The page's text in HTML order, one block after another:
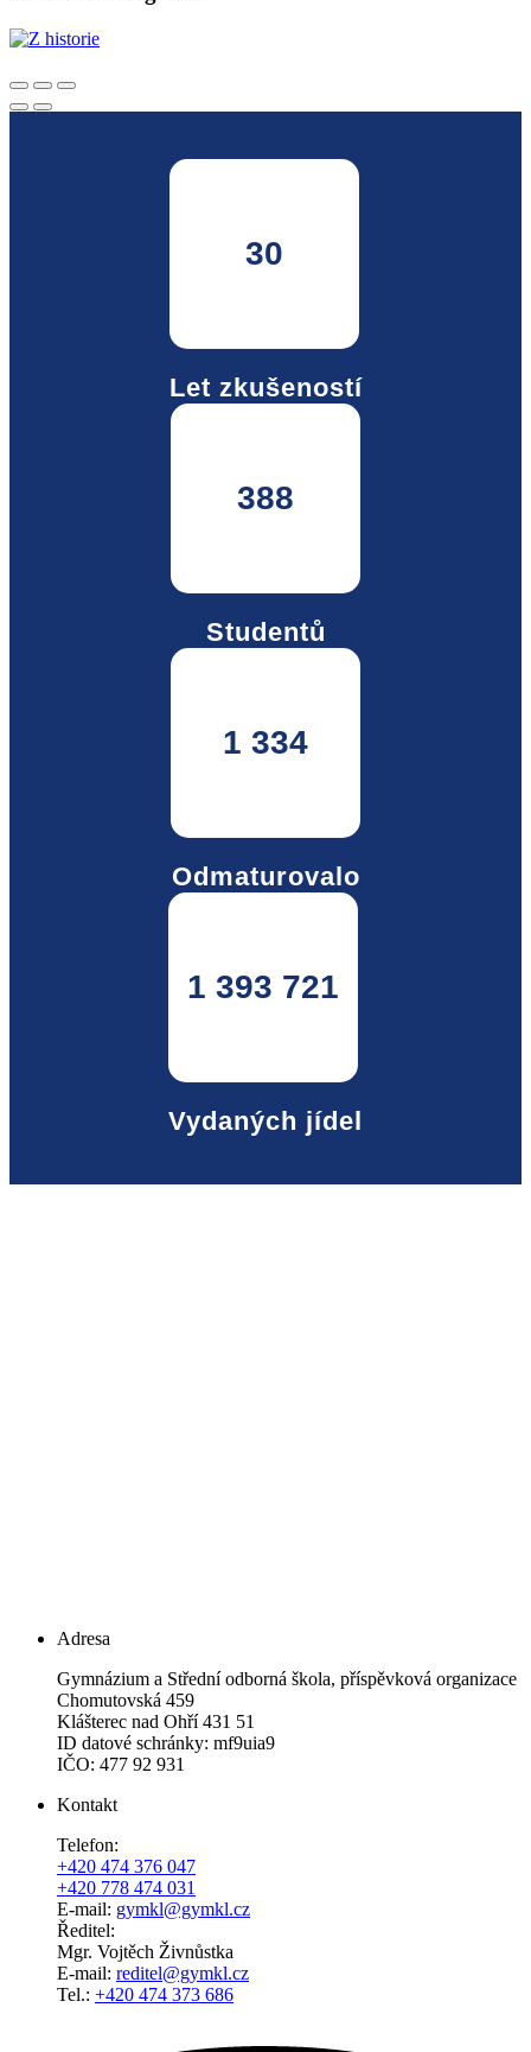
30
Let zkušeností
388
Studentů
1 334
Odmaturovalo
1 393 721
Vydaných jídel
Adresa
Gymnázium a Střední odborná škola, příspěvková organizace
Chomutovská 459
Klášterec nad Ohří 431 51
ID datové schránky: mf9uia9
IČO: 477 92 931
Kontakt
Telefon:
+420 474 376 047
+420 778 474 031
E-mail: gymkl@gymkl.cz
Ředitel:
Mgr. Vojtěch Živnůstka
E-mail: reditel@gymkl.cz
Tel.: +420 474 373 686